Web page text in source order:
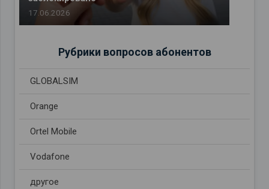
17.06.2026
Рубрики вопросов абонентов
GLOBALSIM
Orange
Ortel Mobile
Vodafone
другое